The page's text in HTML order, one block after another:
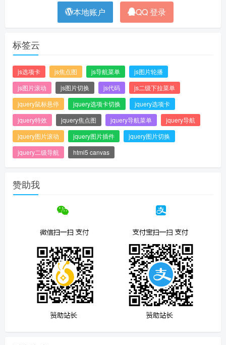
本地账户 QQ 登录
标签云
js选项卡 js焦点图 js导航菜单
js图片轮播
js图片滚动
js图片切换 js代码
js二级下拉菜单
jquery鼠标悬停
jquery选项卡切换
jquery选项卡
jquery特效
jquery焦点图 jquery导航菜单
jquery导航
jquery图片滚动
jquery图片插件
jquery图片切换
jquery二级导航
html5 canvas
赞助我